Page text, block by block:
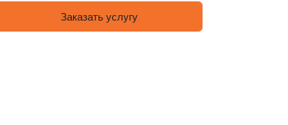
Заказать услугу